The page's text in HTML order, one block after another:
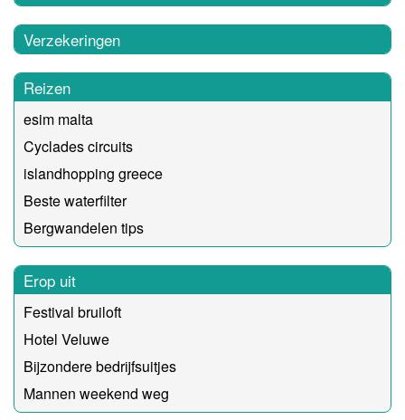
Verzekeringen
Reizen
esim malta
Cyclades circuits
islandhopping greece
Beste waterfilter
Bergwandelen tips
Erop uit
Festival bruiloft
Hotel Veluwe
Bijzondere bedrijfsuitjes
Mannen weekend weg